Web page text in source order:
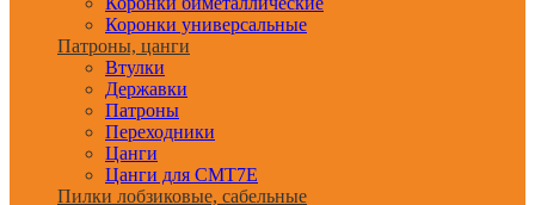
Коронки универсальные
Патроны, цанги
Втулки
Державки
Патроны
Переходники
Цанги
Цанги для CMT7E
Пилки лобзиковые, сабельные